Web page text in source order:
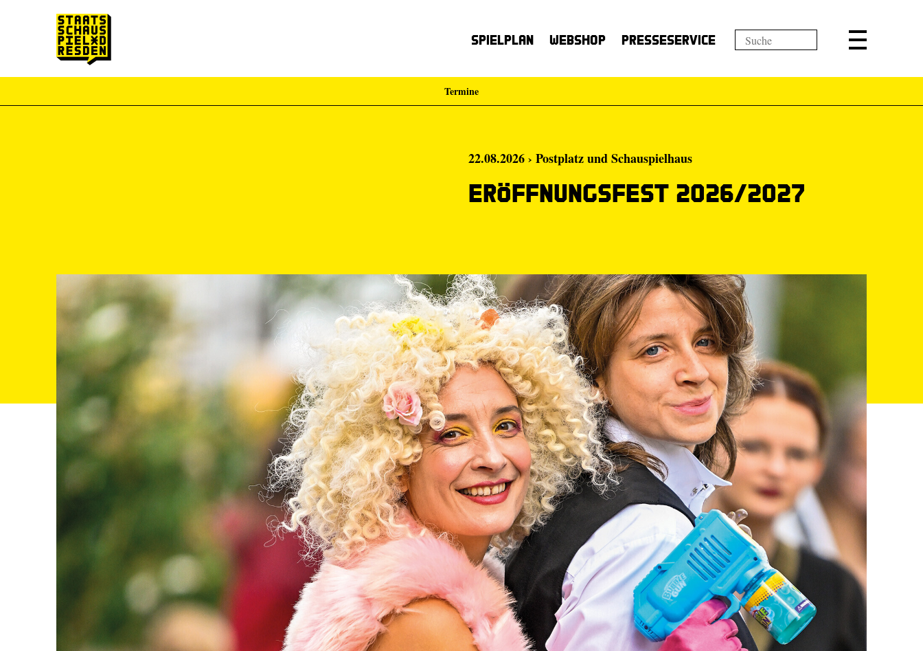
Spielplan Webshop Presseservice
Termine
22.08.2026 › Postplatz und Schauspielhaus
Eröffnungsfest 2026/2027